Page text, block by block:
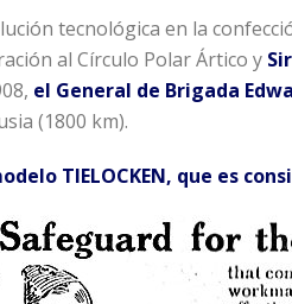
tecnológica en la
al Círculo Polar Ártico y
el General de Brigada
(1800 km).
TIELOCKEN, que es